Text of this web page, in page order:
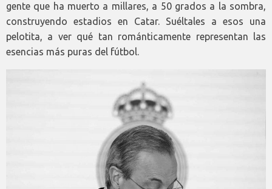
gente que ha muerto a millares, a 50 grados a la sombra,
construyendo estadios en Catar. Suéltales a esos una
pelotita, a ver qué tan románticamente representan las
esencias más puras del fútbol.